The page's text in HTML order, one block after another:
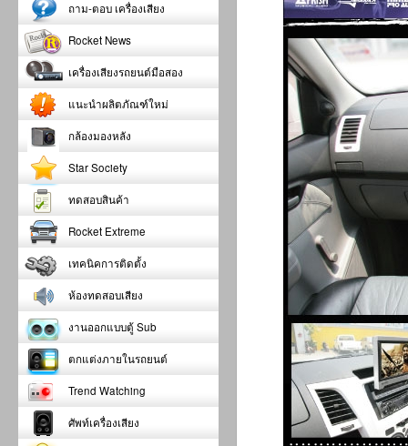
ถาม-ตอบ เครื่องเสียง
Rocket News
เครื่องเสียงรถยนต์มือสอง
แนะนำผลิตภัณฑ์ใหม่
กล้องมองหลัง
Star Society
ทดสอบสินค้า
Rocket Extreme
เทคนิคการติดตั้ง
ห้องทดสอบเสียง
งานออกแบบตู้ Sub
ตกแต่งภายในรถยนต์
Trend Watching
ศัพท์เครื่องเสียง